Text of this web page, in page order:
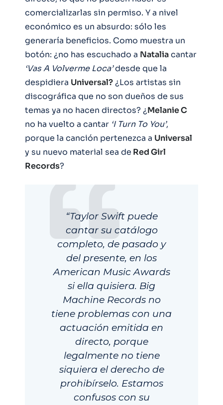
comercializarlas sin permiso. Y a nivel
económico es un absurdo: sólo les
generaría beneficios. Como muestra un
botón: ¿no has escuchado a Nataliacantar
‘Vas A Volverme Loca’desde que la
despidiera Universal?¿Los artistas sin
discográfica que no son dueños de sus
temas ya no hacen directos? ¿Melanie C
no ha vuelto a cantar ‘I Turn To You’,
porque la canción pertenezca a Universal
y su nuevo material sea de Red Girl
Records?
“Taylor Swift puede
cantar su catálogo
completo, de pasado y
del presente, en los
American Music Awards
si ella quisiera. Big
Machine Records no
tiene problemas con una
actuación emitida en
directo, porque
legalmente no tiene
siquiera el derecho de
prohibírselo. Estamos
confusos con su